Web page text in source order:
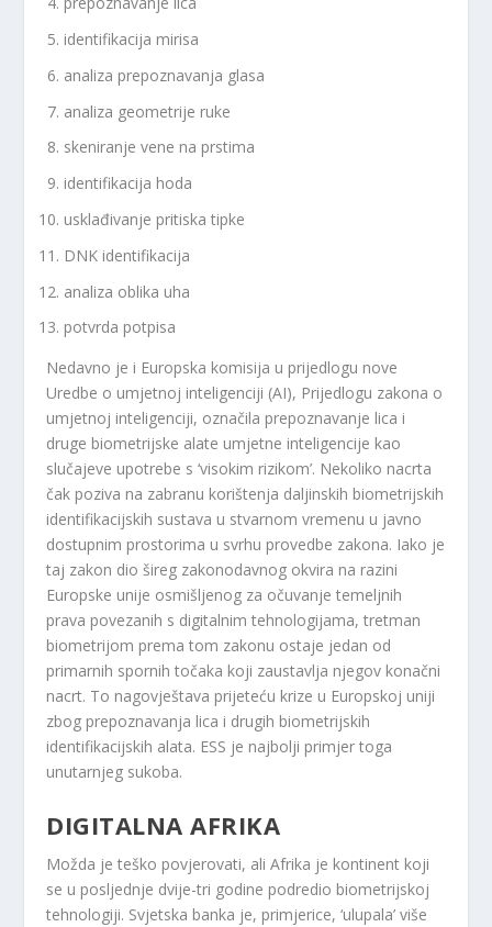
identifikacija mirisa
analiza prepoznavanja glasa
analiza geometrije ruke
skeniranje vene na prstima
identifikacija hoda
usklađivanje pritiska tipke
DNK identifikacija
analiza oblika uha
potvrda potpisa
Nedavno je i Europska komisija u prijedlogu nove
Uredbe o umjetnoj inteligenciji (AI), Prijedlogu zakona o
umjetnoj inteligenciji, označila prepoznavanje lica i
druge biometrijske alate umjetne inteligencije kao
slučajeve upotrebe s ‘visokim rizikom’. Nekoliko nacrta
čak poziva na zabranu korištenja daljinskih biometrijskih
identifikacijskih sustava u stvarnom vremenu u javno
dostupnim prostorima u svrhu provedbe zakona. Iako je
taj zakon dio šireg zakonodavnog okvira na razini
Europske unije osmišljenog za očuvanje temeljnih
prava povezanih s digitalnim tehnologijama, tretman
biometrijom prema tom zakonu ostaje jedan od
primarnih spornih točaka koji zaustavlja njegov konačni
nacrt. To nagovještava prijeteću krize u Europskoj uniji
zbog prepoznavanja lica i drugih biometrijskih
identifikacijskih alata. ESS je najbolji primjer toga
unutarnjeg sukoba.
DIGITALNA AFRIKA
Možda je teško povjerovati, ali Afrika je kontinent koji
se u posljednje dvije-tri godine podredio biometrijskoj
tehnologiji. Svjetska banka je, primjerice, ‘ulupala’ više